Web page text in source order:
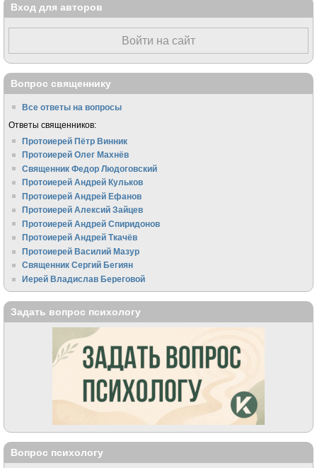
Вход для авторов
Войти на сайт
Вопрос священнику
Все ответы на вопросы
Ответы священников:
Протоиерей Пётр Винник
Протоиерей Олег Махнёв
Священник Федор Людоговский
Протоиерей Андрей Кульков
Протоиерей Андрей Ефанов
Протоиерей Алексий Зайцев
Протоиерей Андрей Спиридонов
Протоиерей Андрей Ткачёв
Протоиерей Василий Мазур
Священник Сергий Бегиян
Иерей Владислав Береговой
Задать вопрос психологу
Вопрос психологу